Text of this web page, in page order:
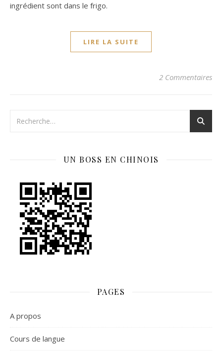
ingrédient sont dans le frigo.
LIRE LA SUITE
2 Commentaires
UN BOSS EN CHINOIS
PAGES
A propos
Cours de langue